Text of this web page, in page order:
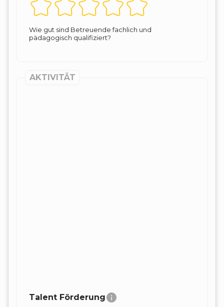
Wie gut sind Betreuende fachlich und
pädagogisch qualifiziert?
AKTIVITÄT
Talent Förderung